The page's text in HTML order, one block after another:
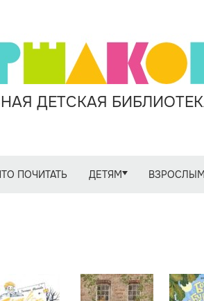
ДЕТСКАЯ
ПОЧИТАТЬ ДЕТЯМ